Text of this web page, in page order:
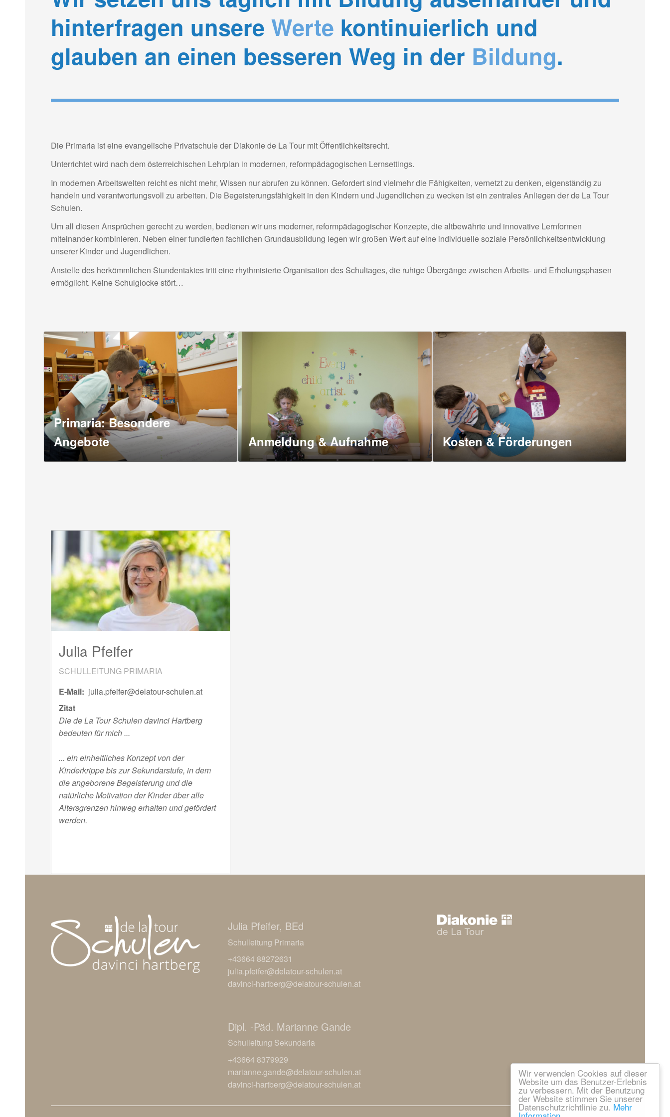
Wir verwenden Cookies auf dieser
Website um das Benutzer-Erlebnis
zu verbessern. Mit der Benutzung
der Website stimmen Sie unserer
Datenschutzrichtlinie zu. Mehr
a
o
hinterfragen unsere Werte kontinuierlich und
glauben an einen besseren Weg in der Bildung.
Die Primaria ist eine evangelische Privatschule der Diakonie de La Tour mit Öffentlichkeitsrecht.
Unterrichtet wird nach dem österreichischen Lehrplan in modernen, reformpädagogischen Lernsettings.
In modernen Arbeitswelten reicht es nicht mehr, Wissen nur abrufen zu können. Gefordert sind vielmehr die Fähigkeiten, vernetzt zu denken, eigenständig zu
handeln und verantwortungsvoll zu arbeiten. Die Begeisterungsfähigkeit in den Kindern und Jugendlichen zu wecken ist ein zentrales Anliegen der de La Tour
Schulen.
Um all diesen Ansprüchen gerecht zu werden, bedienen wir uns moderner, reformpädagogischer Konzepte, die altbewährte und innovative Lernformen
miteinander kombinieren. Neben einer fundierten fachlichen Grundausbildung legen wir großen Wert auf eine individuelle soziale Persönlichkeitsentwicklung
unserer Kinder und Jugendlichen.
Anstelle des herkömmlichen Stundentaktes tritt eine rhythmisierte Organisation des Schultages, die ruhige Übergänge zwischen Arbeits- und Erholungsphasen
ermöglicht. Keine Schulglocke stört…
Primaria: Besondere
Angebote
Anmeldung & Aufnahme Kosten & Förderungen
Julia Pfeifer
SCHULLEITUNG PRIMARIA
E-Mail
julia.pfeifer@delatour-schulen.at
Zitat
Die de La Tour Schulen davinci Hartberg
bedeuten für mich ...
... ein einheitliches Konzept von der
Kinderkrippe bis zur Sekundarstufe, in dem
die angeborene Begeisterung und die
natürliche Motivation der Kinder über alle
Altersgrenzen hinweg erhalten und gefördert
werden.
Julia Pfeifer, BEd
Schulleitung Primaria
+43664 88272631
julia.pfeifer@delatour-schulen.at
davinci-hartberg@delatour-schulen.at
Dipl. -Päd. Marianne Gande
Schulleitung Sekundaria
+43664 8379929
marianne.gande@delatour-schulen.at
davinci-hartberg@delatour-schulen.at